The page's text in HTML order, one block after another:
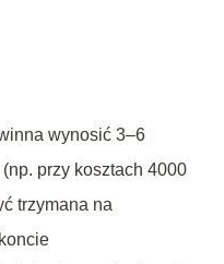
wynosić 3–6
przy kosztach 4000
trzymana na